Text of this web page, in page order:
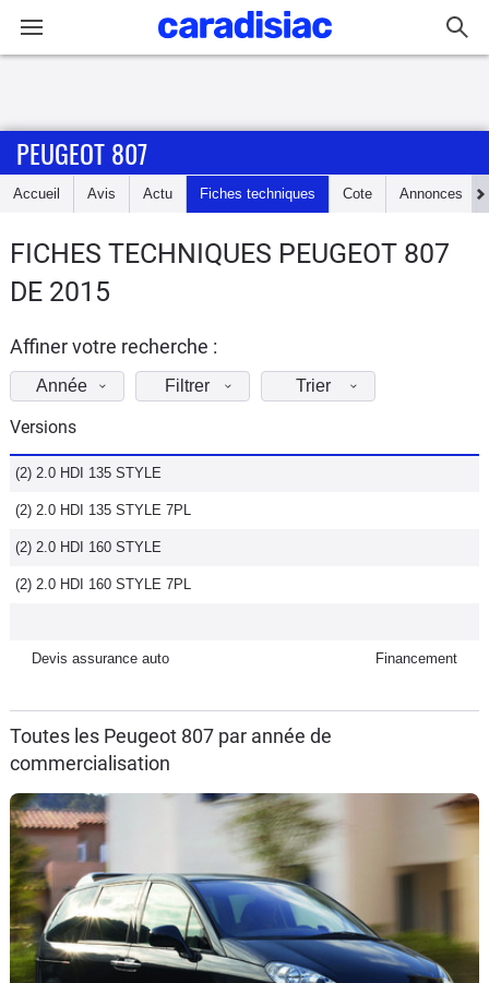
Accueil
Essais
d'achat
Electriques
Utilitaires
Flottes
Auto
Services
Forum
Moto
Marques
PEUGEOT 807
Accueil Avis Actu Fiches techniques Cote Annonces
FICHES TECHNIQUES PEUGEOT 807
DE 2015
Affiner votre recherche :
Année Filtrer Trier
Versions
(2) 2.0 HDI 135 STYLE
(2) 2.0 HDI 135 STYLE 7PL
(2) 2.0 HDI 160 STYLE
(2) 2.0 HDI 160 STYLE 7PL
Devis assurance auto Financement
Toutes les Peugeot 807 par année de
commercialisation